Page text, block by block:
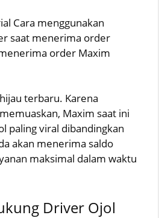
Cara menggunakan
saat menerima order
order Maxim
terbaru. Karena
Maxim saat ini
paling viral dibandingkan
akan menerima saldo
maksimal dalam waktu
Driver Ojol